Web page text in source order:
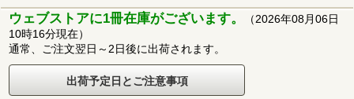
ウェブストアに1冊在庫がございます。
（2026年08月06日
10時16分現在）
通常、ご注文翌日～2日後に出荷されます。
出荷予定日とご注意事項